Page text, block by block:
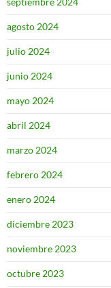
agosto 2024
julio 2024
junio 2024
mayo 2024
abril 2024
marzo 2024
febrero 2024
enero 2024
diciembre 2023
noviembre 2023
octubre 2023